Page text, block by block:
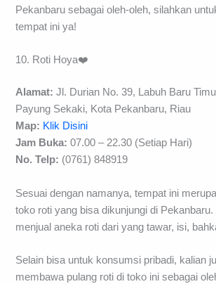
Pekanbaru sebagai oleh-oleh, silahkan
tempat ini ya!
10. Roti Hoya❤️
Alamat:Jl. Durian No. 39, Labuh Baru
Payung Sekaki, Kota Pekanbaru, Riau
Map: Klik Disini
Jam Buka:07.00 – 22.30 (Setiap Hari)
No. Telp: (0761) 848919
Sesuai dengan namanya, tempat ini
toko roti yang bisa dikunjungi di
menjual aneka roti dari yang tawar, isi,
Selain bisa untuk konsumsi pribadi, kalian
membawa pulang roti di toko ini sebagai